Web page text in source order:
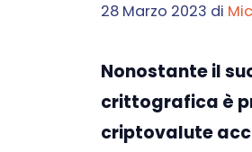
28 Marzo 2023 di
Nonostante il
crittografica è
criptovalute